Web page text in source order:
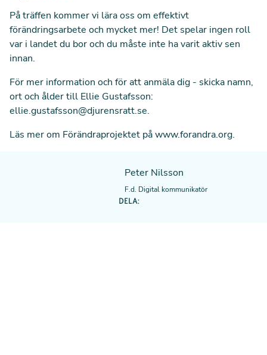
På träffen kommer vi lära oss om effektivt
förändringsarbete och mycket mer! Det spelar ingen roll
var i landet du bor och du måste inte ha varit aktiv sen
innan.
För mer information och för att anmäla dig - skicka namn,
ort och ålder till Ellie Gustafsson:
ellie.gustafsson@djurensratt.se.
Läs mer om Förändraprojektet påwww.forandra.org.
Peter Nilsson
F.d. Digital kommunikatör
DELA: